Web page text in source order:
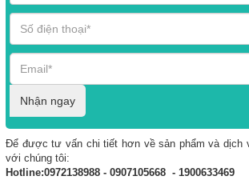
Nhận ngay
Để được tư vấn chi tiết hơn về sản phẩm và dịch
với chúng tôi:
Hotline:0972138988 - 0907105668 - 1900633469